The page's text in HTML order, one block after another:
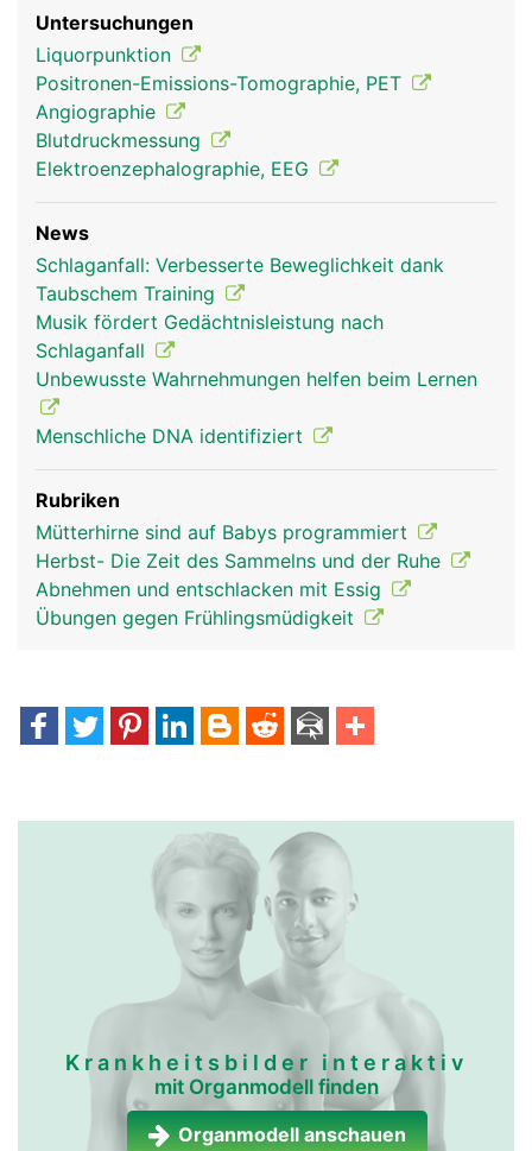
Untersuchungen
Liquorpunktion
Positronen-Emissions-Tomographie, PET
Angiographie
Blutdruckmessung
Elektroenzephalographie, EEG
News
Schlaganfall: Verbesserte Beweglichkeit dank
Taubschem Training
Musik fördert Gedächtnisleistung nach
Schlaganfall
Unbewusste Wahrnehmungen helfen beim Lernen
Menschliche DNA identifiziert
Rubriken
Mütterhirne sind auf Babys programmiert
Herbst- Die Zeit des Sammelns und der Ruhe
Abnehmen und entschlacken mit Essig
Übungen gegen Frühlingsmüdigkeit
Krankheitsbilder interaktiv
mit Organmodell finden
Organmodell anschauen